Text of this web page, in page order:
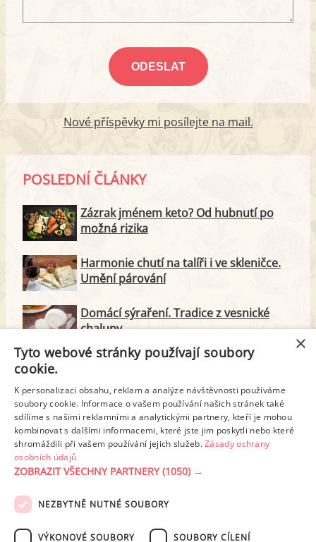
Nové příspěvky mi posílejte na mail.
POSLEDNÍ ČLÁNKY
Zázrak jménem keto? Od hubnutí po
možná rizika
Harmonie chutí na talíři i ve skleničce.
Umění párování
Domácí sýraření. Tradice z vesnické
chalupy
Majonéza jako královna teplé kuchyně
Proteinové svačinky za zlomek ceny.
Vyrobte si je doma
PODMÍNKY UŽITÍ ZÁSADY OCHRANY OSOBNÍCH ÚDAJŮ
×
Tyto webové stránky používají soubory
cookie.
K personalizaci obsahu, reklam a analýze návštěvnosti používáme
soubory cookie. Informace o vašem používání našich stránek také
sdílíme s našimi reklamními a analytickými partnery, kteří je mohou
kombinovat s dalšími informacemi, které jste jim poskytli nebo které
shromáždili při vašem používání jejich služeb.Zásady ochrany
osobních údajů
ZOBRAZIT VŠECHNY PARTNERY(1050) →
NEZBYTNĚ NUTNÉ SOUBORY
VÝKONOVÉ SOUBORY SOUBORY CÍLENÍ